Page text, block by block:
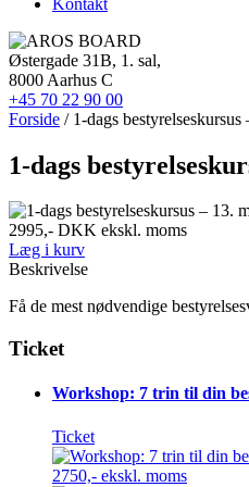
Østergade 31B, 1. sal,
8000 Aarhus C
+45 70 22 90 00
Forside / 1-dags
1-dags
2995,- DKK ekskl. moms
Læg i kurv
Beskrivelse
Få de mest nødvendige
Ticket
Workshop: 7 trin til din
Ticket
2750,- ekskl. moms